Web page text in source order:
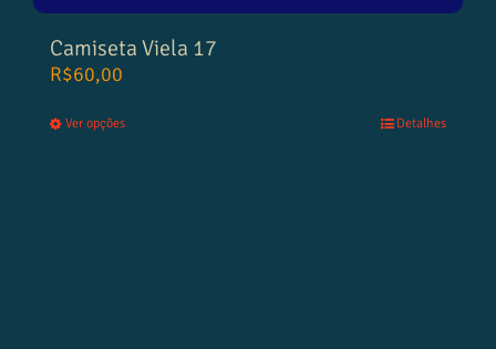
Camiseta Viela 17
R$60,00
Ver opções Detalhes